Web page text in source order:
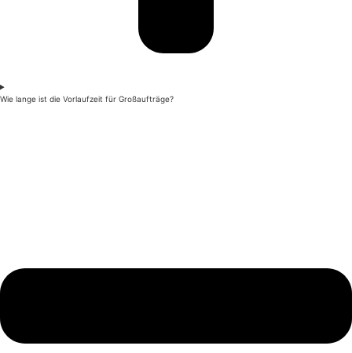
Wie lange ist die Vorlaufzeit für Großaufträge?